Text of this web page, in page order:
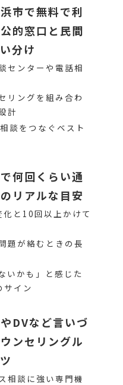
市で無料で利
的窓口と民間
分け
センターや電話相
リングを組み合わ
計
談をつなぐベスト
何回くらい通
リアルな目安
と10回以上かけて
題が絡むときの長
いかも」と感じた
サイン
DVなど言いづ
ンセリングル
相談に強い専門機